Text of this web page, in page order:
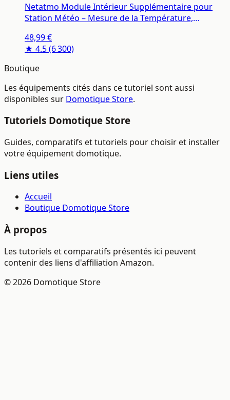
Netatmo Module Intérieur Supplémentaire pour
Station Météo – Mesure de la Température,
Smartphone, Accessoire NIM01-WW
48,99 €
★ 4.5(6 300)
Boutique
Les équipements cités dans ce tutoriel sont aussi
disponibles sur Domotique Store.
Tutoriels Domotique Store
Guides, comparatifs et tutoriels pour choisir et installer
votre équipement domotique.
Liens utiles
Accueil
Boutique Domotique Store
À propos
Les tutoriels et comparatifs présentés ici peuvent
contenir des liens d'affiliation Amazon.
© 2026 Domotique Store